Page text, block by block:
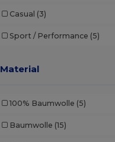
Brook Taverner
Buff
Build Your Brand
Carhartt (12)
Case Logic (18)
Casual (3)
Sport / Performance (5)
Material
100% Baumwolle (5)
Baumwolle (15)